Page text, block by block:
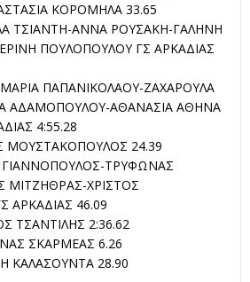
ΚΟΡΟΜΗΛΑ 33.65
ΤΣΙΑΝΤΗ-ΑΝΝΑ ΡΟΥΣΑΚΗ-ΓΑΛΗΝΗ
ΠΟΥΛΟΠΟΥΛΟΥ ΓΣ ΑΡΚΑΔΙΑΣ
ΠΑΠΑΝΙΚΟΛΑΟΥ-ΖΑΧΑΡΟΥΛΑ
ΑΔΑΜΟΠΟΥΛΟΥ-ΑΘΑΝΑΣΙΑ ΑΘΗΝΑ
4:55.28
ΜΟΥΣΤΑΚΟΠΟΥΛΟΣ 24.39
ΓΙΑΝΝΟΠΟΥΛΟΣ-ΤΡΥΦΩΝΑΣ
ΜΙΤΖΗΘΡΑΣ-ΧΡΙΣΤΟΣ
ΑΡΚΑΔΙΑΣ 46.09
ΤΣΑΝΤΙΛΗΣ 2:36.62
ΣΚΑΡΜΕΑΣ 6.26
ΚΑΛΑΣΟΥΝΤΑ 28.90